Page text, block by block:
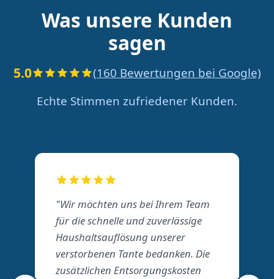
Was unsere Kunden
sagen
5.0
(160 Bewertungen bei Google)
Echte Stimmen zufriedener Kunden.
"Wir möchten uns bei Ihrem Team
für die schnelle und zuverlässige
Haushaltsauflösung unserer
verstorbenen Tante bedanken. Die
zusätzlichen Entsorgungskosten